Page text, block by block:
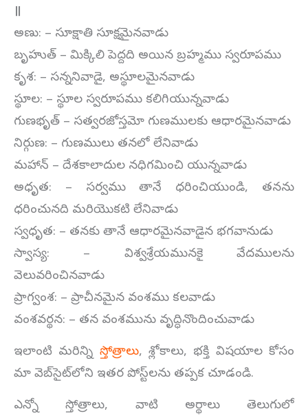
॥
అణు: – సూక్షాతి సూక్షమైనవాడు
బృహుత్ – మిక్కిలి పెద్దది అయిన బ్రహ్మము స్వరూపము
కృశ: – సన్ననివాడై, అస్థూలమైనవాడు
స్థూల: – స్థూల స్వరూపము కలిగియున్నవాడు
గుణభృత్ – సత్వరజోస్తమో గుణములకు ఆధారమైనవాడు
నిర్గుణ: – గుణములు తనలో లేనివాడు
మహాన్ – దేశకాలాదుల నధిగమించి యున్నవాడు
అధృత: – సర్వము తానే ధరించియుండి, తనను
ధరించునది మరియొకటి లేనివాడు
స్వధృత: – తనకు తానే ఆధారమైనవాడైన భగవానుడు
స్వాస్య: – విశ్వశ్రేయమునకై వేదములను
వెలువరించినవాడు
ప్రాగ్వంశ: – ప్రాచీనమైన వంశము కలవాడు
వంశవర్థన: – తన వంశమును వృద్ధినొందించువాడు
ఇలాంటి మరిన్ని స్తోత్రాలు, శ్లోకాలు, భక్తి విషయాల కోసం
మా వెబ్‌సైట్‌లోని ఇతర పోస్ట్‌లను తప్పక చూడండి.
ఎన్నో స్తోత్రాలు, వాటి అర్థాలు తెలుగులో